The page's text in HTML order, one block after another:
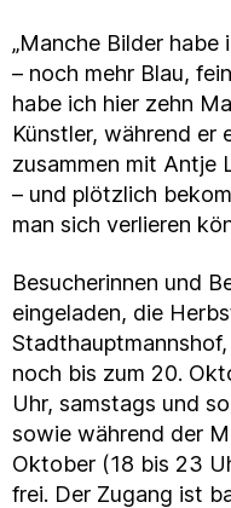
„Manche Bilder
– noch mehr Blau,
habe ich hier zehn
Künstler, während er
zusammen mit Antje
– und plötzlich
man sich verlieren
Besucherinnen und
eingeladen, die
noch bis zum 20.
Uhr, samstags und
sowie während der
Oktober (18 bis 23
frei. Der Zugang ist